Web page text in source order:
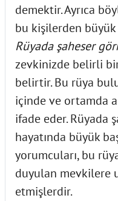
demektir. Ayrıca
bu kişilerden
Rüyada şaheser
zevkinizde belirli bir
belirtir. Bu rüya
içinde ve ortamda
ifade eder.Rüyada
hayatında büyük
yorumcuları, bu
duyulan mevkilere
etmişlerdir.